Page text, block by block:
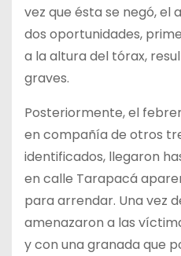
vez que ésta se negó, el
dos oportunidades,
a la altura del tórax,
graves.
Posteriormente, el
en compañía de otros
identificados, llegaron
en calle Tarapacá
para arrendar. Una vez
amenazaron a las
y con una granada que